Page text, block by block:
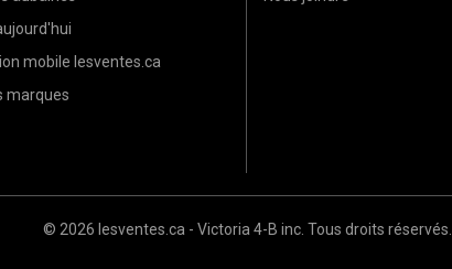
mobile lesventes.ca
marques
© 2026 lesventes.ca - Victoria 4-B inc. Tous droits réservés.